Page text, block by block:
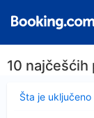
10 najčešćih
Šta je uključeno
Sažeto